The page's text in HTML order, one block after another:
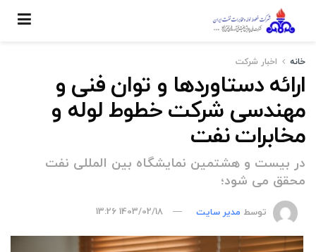
خانه اخبار شركت
ارائه دستاوردها و توان فنی و
مهندسی شرکت خطوط لوله و
مخابرات نفت
در بیست و هشتمین نمایشگاه بین المللی نفت
محقق می شود؛
توسط مدیر سایت 1403/02/18 13:26